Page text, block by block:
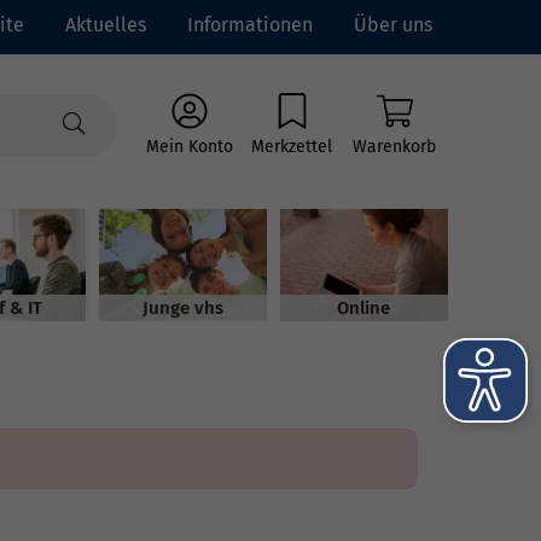
Aktuelles Informationen Über uns
Mein Konto Merkzettel Warenkorb
& IT Junge vhs Online